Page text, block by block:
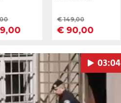
03:04